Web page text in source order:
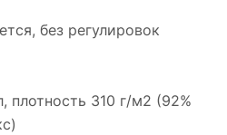
без регулировок
плотность 310 г/м2 (92%